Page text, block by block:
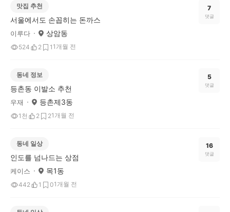
맛집 추천
서울에서도 손꼽히는 돈까스
이루다 상암동
524 2 1 1개월 전
7
댓글
동네 정보
등촌동 이발소 추천
우재 등촌제3동
1천 2 21개월 전
5
댓글
동네 일상
인도를 넘나드는 상점
케이스 목1동
442 1 01개월 전
16
댓글